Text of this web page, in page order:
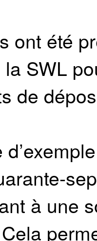
ont été
SWL
de
à une